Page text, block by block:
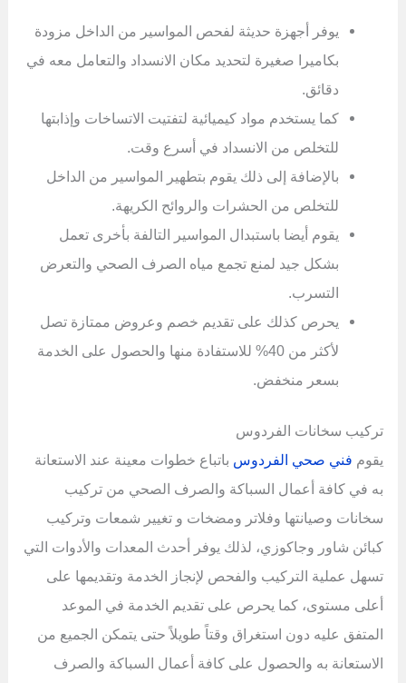
يوفر أجهزة حديثة لفحص المواسير من الداخل مزودة
بكاميرا صغيرة لتحديد مكان الانسداد والتعامل معه في
دقائق.
كما يستخدم مواد كيميائية لتفتيت الاتساخات وإذابتها
للتخلص من الانسداد في أسرع وقت.
بالإضافة إلى ذلك يقوم بتطهير المواسير من الداخل
للتخلص من الحشرات والروائح الكريهة.
يقوم أيضا باستبدال المواسير التالفة بأخرى تعمل
بشكل جيد لمنع تجمع مياه الصرف الصحي والتعرض
التسرب.
يحرص كذلك على تقديم خصم وعروض ممتازة تصل
لأكثر من 40% للاستفادة منها والحصول على الخدمة
بسعر منخفض.
تركيب سخانات الفردوس
يقوم فني صحي الفردوس باتباع خطوات معينة عند الاستعانة
به في كافة أعمال السباكة والصرف الصحي من تركيب
سخانات وصيانتها وفلاتر ومضخات و تغيير شمعات وتركيب
كبائن شاور وجاكوزي، لذلك يوفر أحدث المعدات والأدوات التي
تسهل عملية التركيب والفحص لإنجاز الخدمة وتقديمها على
أعلى مستوى، كما يحرص على تقديم الخدمة في الموعد
المتفق عليه دون استغراق وقتاً طويلاً حتى يتمكن الجميع من
الاستعانة به والحصول على كافة أعمال السباكة والصرف